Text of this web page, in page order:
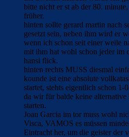
bitte nicht er st ab der 80.
früher.
hinten sollte gerard martin nach
gesetzt sein, neben ihm wird er
wenn ich schon seit einer weile
mit ihm hat wohl schon jeder im
hansi flick.
hinten rechts MUSS diesmal
kounde ist eine absolute
startet, stehts eigentlich schon 1-
da wir für balde keine
starten.
Joan Garcia im tor muss wohl
Visca, VAMOS es müssen
Eintracht her, um die geister der